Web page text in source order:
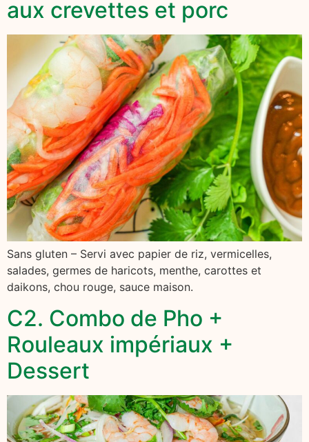
aux crevettes et porc
Sans gluten – Servi avec papier de riz, vermicelles,
salades, germes de haricots, menthe, carottes et
daikons, chou rouge, sauce maison.
C2. Combo de Pho +
Rouleaux impériaux +
Dessert